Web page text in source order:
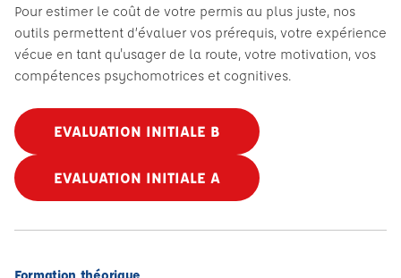
Pour estimer le coût de votre permis au plus juste, nos
outils permettent d’évaluer vos prérequis, votre expérience
vécue en tant qu'usager de la route, votre motivation, vos
compétences psychomotrices et cognitives.
EVALUATION INITIALE B
EVALUATION INITIALE A